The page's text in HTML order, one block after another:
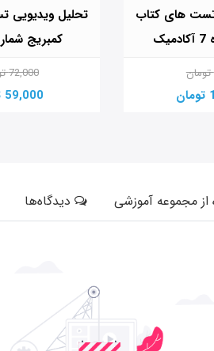
های کتاب
تحلیل
کمبریج شماره 6
72,000 تومان
59,000 تومان
از مجموعه آموزشی دیدگاه‌ها